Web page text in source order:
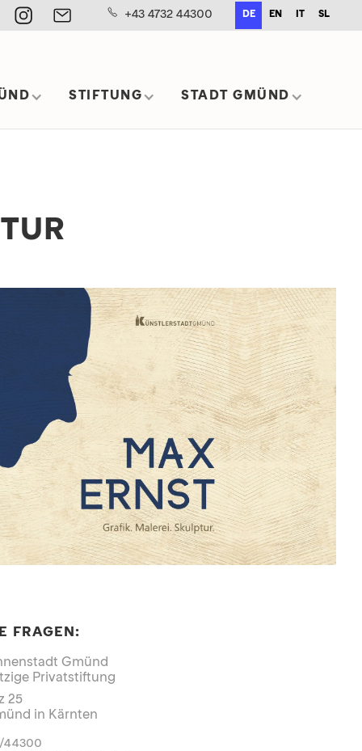
+43 4732 44300 DE EN SL
STIFTUNG STADT GMÜND
FRAGEN:
Gmünd
Privatstiftung
25
in Kärnten
44300